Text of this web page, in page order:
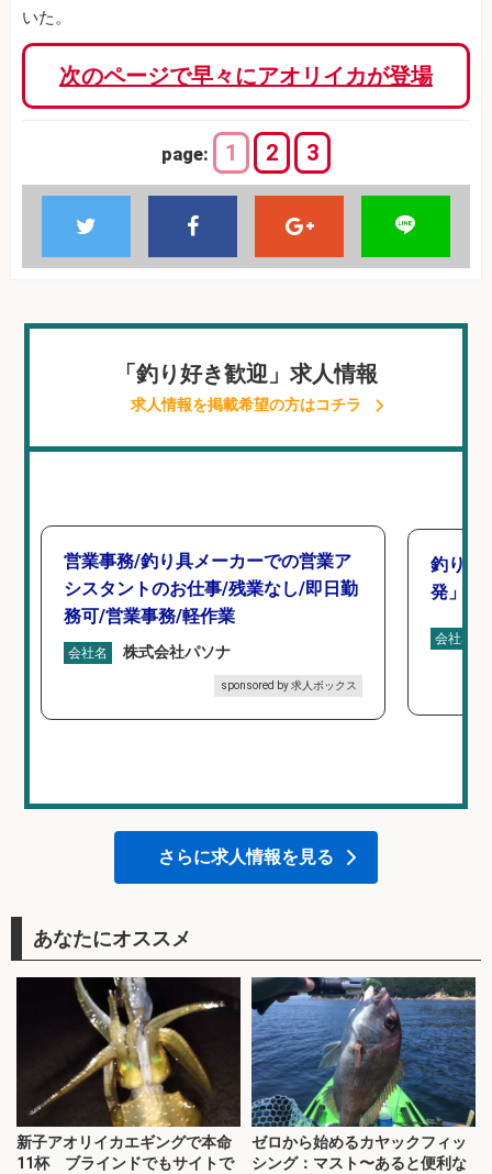
いた。
次のページで早々にアオリイカが登場
page: 1 2 3
「釣り好き歓迎」求人情報
求人情報を掲載希望の方はコチラ
営業事務/釣り具メーカーでの営業ア
シスタントのお仕事/残業なし/即日勤
務可/営業事務/軽作業
会社名 株式会社パソナ
sponsored by 求人ボックス
釣り好
発」/
会社名
さらに求人情報を見る
あなたにオススメ
新子アオリイカエギングで本命
11杯 ブラインドでもサイトで
ゼロから始めるカヤックフィッ
シング：マスト〜あると便利な